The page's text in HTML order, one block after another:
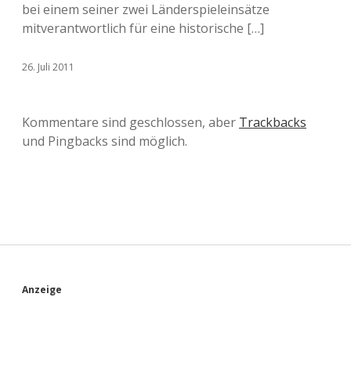
bei einem seiner zwei Länderspieleinsätze
mitverantwortlich für eine historische […]
26. Juli 2011
Kommentare sind geschlossen, aber Trackbacks
und Pingbacks sind möglich.
S
Anzeige